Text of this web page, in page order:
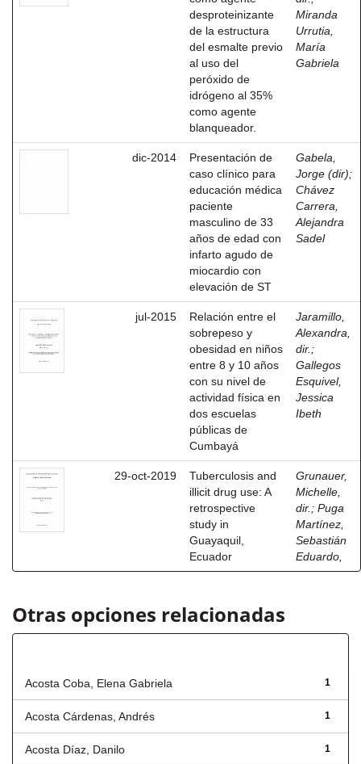
desproteinizante
de la estructura
del esmalte previo
al uso del
peróxido de
idrógeno al 35%
como agente
blanqueador.
Miranda
Urrutia,
María
Gabriela
dic-2014
Presentación de
caso clínico para
educación médica
paciente
masculino de 33
años de edad con
infarto agudo de
miocardio con
elevación de ST
Gabela,
Jorge (dir);
Chávez
Carrera,
Alejandra
Sadel
jul-2015
Relación entre el
sobrepeso y
obesidad en niños
entre 8 y 10 años
con su nivel de
actividad física en
dos escuelas
públicas de
Cumbayá
Jaramillo,
Alexandra,
dir. ;
Gallegos
Esquivel,
Jessica
Ibeth
29-oct-2019
Tuberculosis and
illicit drug use: A
retrospective
study in
Guayaquil,
Ecuador
Grunauer,
Michelle,
dir. ; Puga
Martínez,
Sebastián
Eduardo,
Otras opciones relacionadas
1
Acosta Coba, Elena Gabriela
1
Acosta Cárdenas, Andrés
1
Acosta Díaz, Danilo